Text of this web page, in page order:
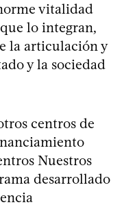
vitalidad
lo integran,
la articulación y
y la sociedad
centros de
Nuestros
desarrollado